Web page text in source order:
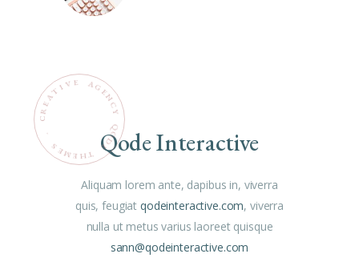
C
R
E
A
T I V E AGE
N
C
Y
Q
O
D
E
T
H
E
M
E
S
. Qode Interactive
Aliquam lorem ante, dapibus in, viverra
quis, feugiat qodeinteractive.com, viverra
nulla ut metus varius laoreet quisque
sann@qodeinteractive.com